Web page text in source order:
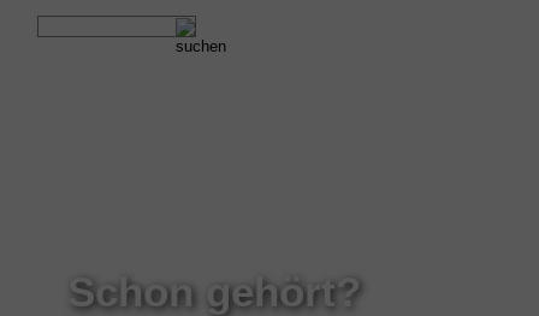
Schon gehört?